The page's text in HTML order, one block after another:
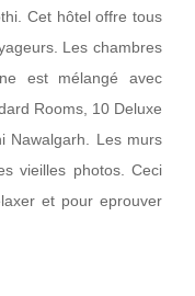
Cet hôtel offre tous
Les chambres
est mélangé avec
Rooms, 10 Deluxe
Nawalgarh. Les murs
vieilles photos. Ceci
et pour eprouver